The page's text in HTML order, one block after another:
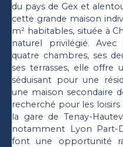
du pays de Gex et
cette grande maison
m² habitables, située à
naturel privilégié.
quatre chambres, ses
ses terrasses, elle offre
séduisant pour une
une maison secondaire
recherché pour les
la gare de Tenay-
notamment Lyon Part-
font une opportunité